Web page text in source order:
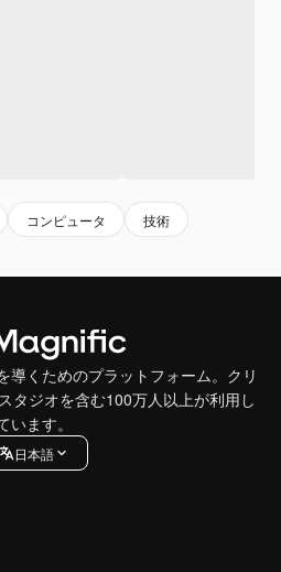
コンピュータ 技術
導くためのプラットフォーム。クリ
タジオを含む100万人以上が利用し
います。
日本語